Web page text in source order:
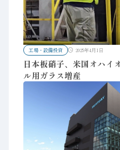
工場・設備投資 2025年4月1日
日本板硝子、米国オハイ
ル用ガラス増産